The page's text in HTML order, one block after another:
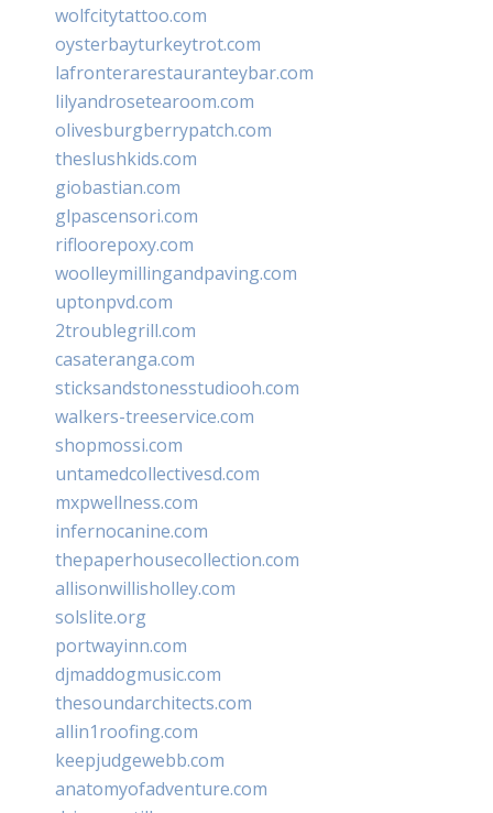
wolfcitytattoo.com
oysterbayturkeytrot.com
lafronterarestauranteybar.com
lilyandrosetearoom.com
olivesburgberrypatch.com
theslushkids.com
giobastian.com
glpascensori.com
rifloorepoxy.com
woolleymillingandpaving.com
uptonpvd.com
2troublegrill.com
casateranga.com
sticksandstonesstudiooh.com
walkers-treeservice.com
shopmossi.com
untamedcollectivesd.com
mxpwellness.com
infernocanine.com
thepaperhousecollection.com
allisonwillisholley.com
solslite.org
portwayinn.com
djmaddogmusic.com
thesoundarchitects.com
allin1roofing.com
keepjudgewebb.com
anatomyofadventure.com